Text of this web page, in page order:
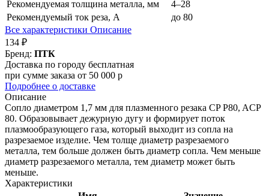
Рекомендуемая толщина металла, мм
4–28
Рекомендуемый ток реза, А
до 80
Все характеристики Описание
134 ₽
Бренд: ПТК
Доставка по городу бесплатная
при сумме заказа от 50 000 р
Подробнее о доставке
Описание
Сопло диаметром 1,7 мм для плазменного резака CP P80, ACP
80. Образовывает дежурную дугу и формирует поток
плазмообразующего газа, который выходит из сопла на
разрезаемое изделие. Чем толще диаметр разрезаемого
металла, тем больше должен быть диаметр сопла. Чем меньше
диаметр разрезаемого металла, тем диаметр может быть
меньше.
Характеристики